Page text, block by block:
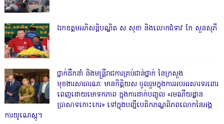
ឯកឧត្តមអភិសន្តិបណ្ឌិត ស សុខា និងលោកជំទាវ កែ សួនសុភី
ថ្នាក់ដឹកនាំ និងមន្ត្រីរាជការគ្រប់ជាន់ថ្នាក់ នៃក្រសួង
មុខងារសាធារណៈ មានកិត្តិយស ចូលរួមក្នុងការអបអរសារទរពោរ
ពេញដោយមោទកភាព ក្នុងការដាក់បញ្ចូល «រមណីយដ្ឋាន
ប្រាសាទកោះកេរ» ទៅក្នុងបញ្ជីបេតិកភណ្ឌពិភពលោកនៃអង្គ
ការយូណេស្កូ។